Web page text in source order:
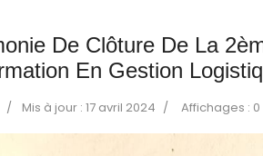
De Clôture De La
En Gestion
Mis à jour : 17 avril 2024 Affichages : 0